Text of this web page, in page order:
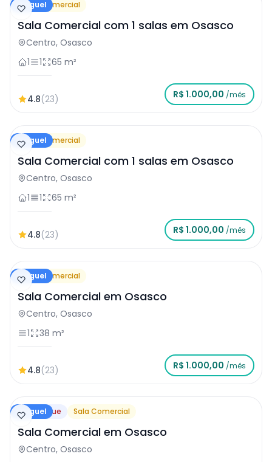
Aluguel
Sala Comercial
Sala Comercial com 1 salas em Osasco
Centro, Osasco
1
1 65 m²
4.8(23) R$ 1.000,00 /mês
Aluguel
Sala Comercial
Sala Comercial com 1 salas em Osasco
Centro, Osasco
1
1 65 m²
4.8(23) R$ 1.000,00 /mês
Aluguel
Sala Comercial
Sala Comercial em Osasco
Centro, Osasco
1
38 m²
4.8(23) R$ 1.000,00 /mês
Aluguel
Destaque Sala Comercial
Sala Comercial em Osasco
Centro, Osasco